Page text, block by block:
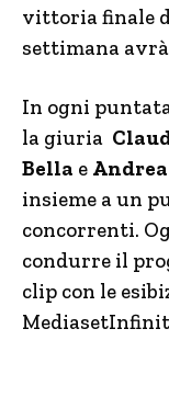
vittoria finale
settimana
In ogni
la giuria
Bella e
insieme a un
concorrenti.
condurre il
clip con le